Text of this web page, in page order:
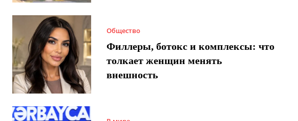
Общество
Филлеры, ботокс и комплексы: что
толкает женщин менять
внешность